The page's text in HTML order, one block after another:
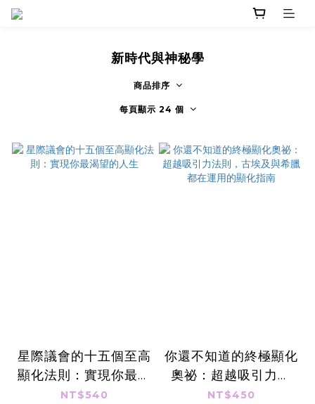
新時代與神秘學
商品排序
每頁顯示 24 個
星際議會的十五個至高
顯化法則：實現你最渴
望的人生
NT$540
你還不知道的終極顯化
奧祕：超越吸引力法
則，古埃及與希臘都在
NT$450